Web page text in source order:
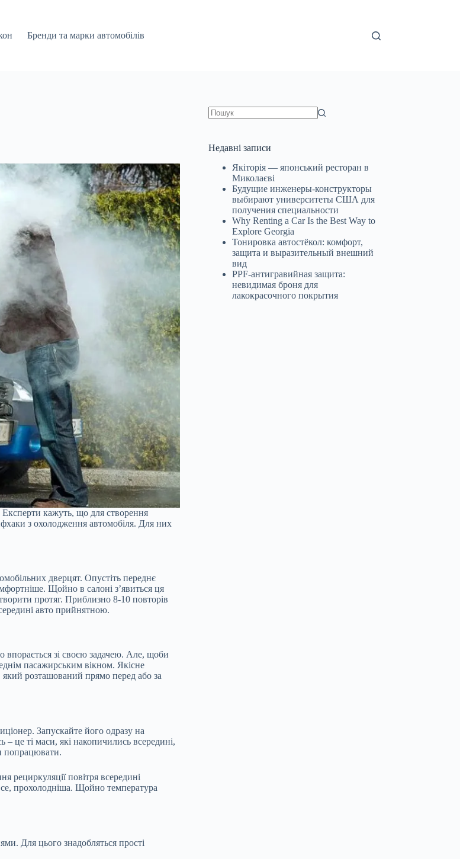
Бренди та марки автомобілів
кажуть, що для створення
з охолодження автомобіля. Для них
дверцят. Опустіть переднє
Щойно в салоні з’явиться ця
протяг. Приблизно 8-10 повторів
авто прийнятною.
впорається зі своєю задачею. Але, щоби
пасажирським вікном. Якісне
розташований прямо перед або за
Запускайте його одразу на
це ті маси, які накопичились всередині,
попрацювати.
повітря всередині
прохолодніша. Щойно температура
Для цього знадобляться прості
Недавні записи
Якіторія — японський ресторан в
Миколаєві
Будущие инженеры‑конструкторы
выбирают университеты США для
получения специальности
Why Renting a Car Is the Best Way to
Explore Georgia
Тонировка автостёкол: комфорт,
защита и выразительный внешний
вид
PPF-антигравийная защита:
невидимая броня для
лакокрасочного покрытия